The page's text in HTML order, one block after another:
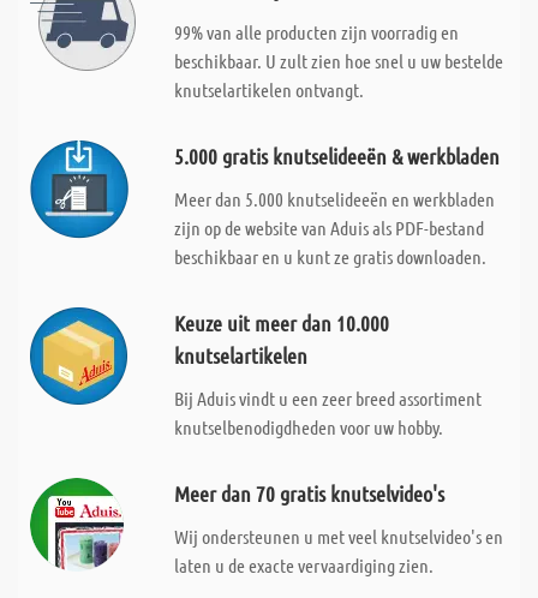
99% van alle producten zijn voorradig en
beschikbaar. U zult zien hoe snel u uw bestelde
knutselartikelen ontvangt.
5.000 gratis knutselideeën & werkbladen
Meer dan 5.000 knutselideeën en werkbladen
zijn op de website van Aduis als PDF-bestand
beschikbaar en u kunt ze gratis downloaden.
Keuze uit meer dan 10.000
knutselartikelen
Bij Aduis vindt u een zeer breed assortiment
knutselbenodigdheden voor uw hobby.
Meer dan 70 gratis knutselvideo's
Wij ondersteunen u met veel knutselvideo's en
laten u de exacte vervaardiging zien.